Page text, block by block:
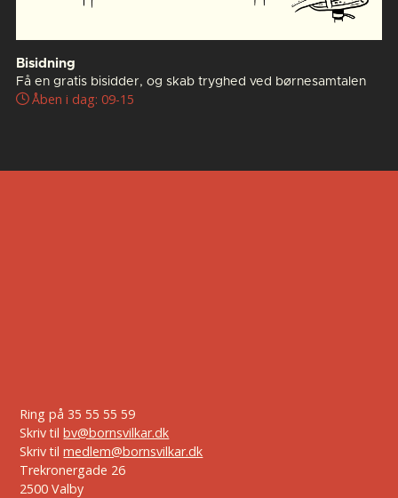
Bisidning
Få en gratis bisidder, og skab tryghed ved børnesamtalen
Åben i dag: 09-15
Ring på 35 55 55 59
Skriv tilbv@bornsvilkar.dk
Skriv tilmedlem@bornsvilkar.dk
Trekronergade 26
2500 Valby